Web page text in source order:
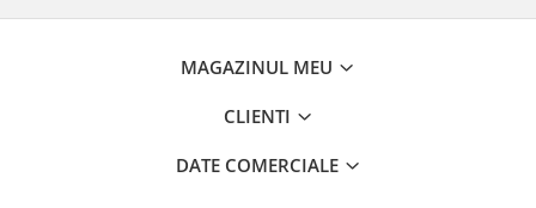
MAGAZINUL MEU
CLIENTI
DATE COMERCIALE